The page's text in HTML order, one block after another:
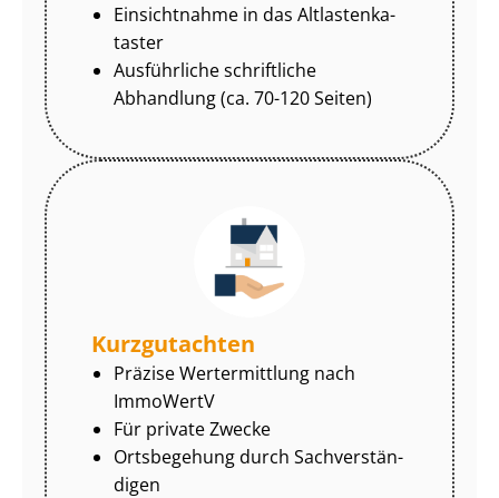
Einsichtnahme in das Alt­las­ten­ka­
tas­ter
Ausführliche schriftliche
Abhandlung (ca. 70-120 Seiten)
Kurzgutachten
Präzise Wertermittlung nach
ImmoWertV
Für private Zwecke
Ortsbegehung durch Sach­ver­stän­
di­gen